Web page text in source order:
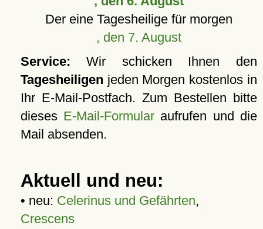
Der eine Tagesheilige für morgen
, den 7. August
Service: Wir schicken Ihnen den
Tagesheiligen jeden Morgen kostenlos in
Ihr E-Mail-Postfach. Zum Bestellen bitte
dieses E-Mail-Formular aufrufen und die
Mail absenden.
Aktuell und neu:
• neu: Celerinus und Gefährten,
Crescens